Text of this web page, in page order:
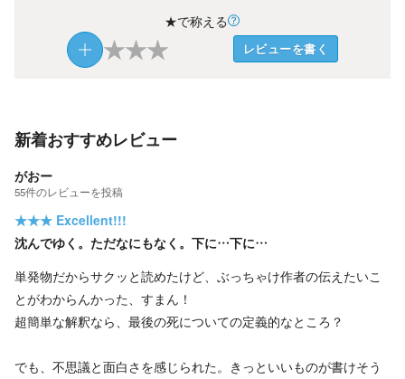
★で称える
★★★ レビューを書く
新着おすすめレビュー
がおー
55件のレビューを投稿
★★★ Excellent!!!
沈んでゆく。ただなにもなく。下に…下に…
単発物だからサクッと読めたけど、ぶっちゃけ作者の伝えたいこ
とがわからんかった、すまん！
超簡単な解釈なら、最後の死についての定義的なところ？
でも、不思議と面白さを感じられた。きっといいものが書けそう